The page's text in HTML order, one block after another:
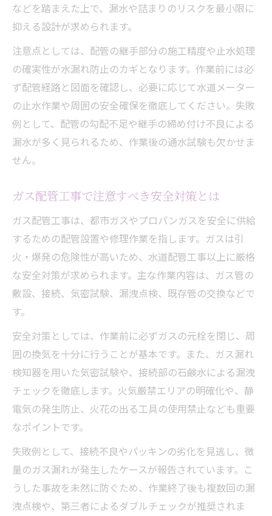
などを踏まえた上で、漏水や詰まりのリスクを最小限に
抑える設計が求められます。
注意点としては、配管の継手部分の施工精度や止水処理
の確実性が水漏れ防止のカギとなります。作業前には必
ず配管経路と図面を確認し、必要に応じて水道メーター
の止水作業や周囲の安全確保を徹底してください。失敗
例として、配管の勾配不足や継手の締め付け不良による
漏水が多く見られるため、作業後の通水試験も欠かせま
せん。
ガス配管工事で注意すべき安全対策とは
ガス配管工事は、都市ガスやプロパンガスを安全に供給
するための配管設置や修理作業を指します。ガスは引
火・爆発の危険性が高いため、水道配管工事以上に厳格
な安全対策が求められます。主な作業内容は、ガス管の
敷設、接続、気密試験、漏洩点検、既存管の交換などで
す。
安全対策としては、作業前に必ずガスの元栓を閉じ、周
囲の換気を十分に行うことが基本です。また、ガス漏れ
検知器を用いた気密試験や、接続部の石鹸水による漏洩
チェックを徹底します。火気厳禁エリアの明確化や、静
電気の発生防止、火花の出る工具の使用禁止なども重要
なポイントです。
失敗例として、接続不良やパッキンの劣化を見逃し、微
量のガス漏れが発生したケースが報告されています。こ
うした事故を未然に防ぐため、作業終了後も複数回の漏
洩点検や、第三者によるダブルチェックが推奨されま